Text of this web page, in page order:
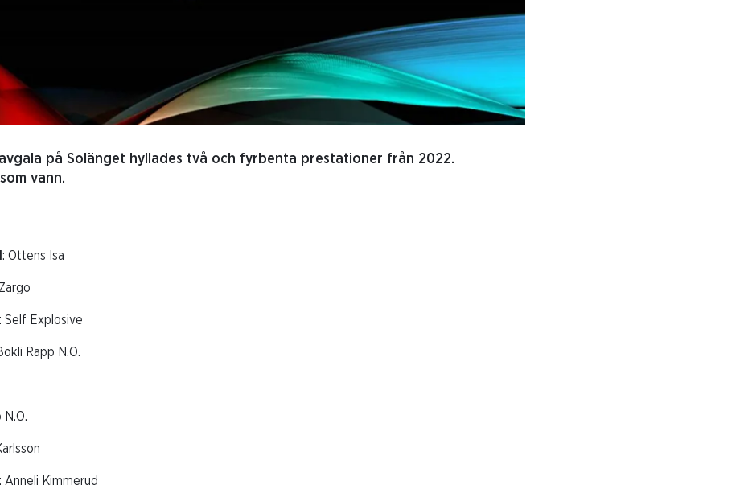
på Solänget hyllades två och fyrbenta prestationer från 2022.
vann.
: Ottens Isa
: Self Explosive
Rapp N.O.
N.O.
: Anneli Kimmerud